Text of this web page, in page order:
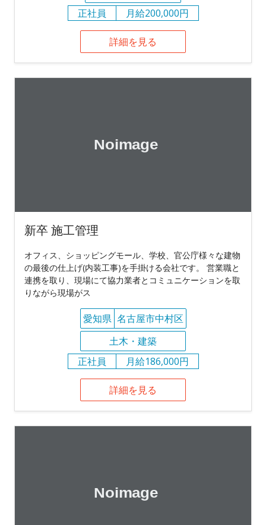
正社員
月給200,000円
詳細を見る
新卒 施工管理
オフィス、ショッピングモール、学校、官公庁様々な建物
の最後の仕上げ(内装工事)を手掛ける会社です。 営業職と
連携を取り、現場にて協力業者とコミュニケーションを取
りながら現場がス
愛知県 名古屋市中村区
土木・建築
正社員
月給186,000円
詳細を見る